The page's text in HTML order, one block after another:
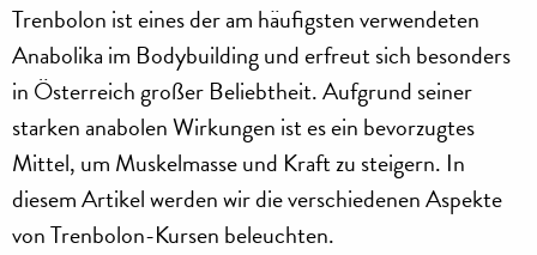
Trenbolon ist eines der am häufigsten verwendeten
Anabolika im Bodybuilding und erfreut sich besonders
in Österreich großer Beliebtheit. Aufgrund seiner
starken anabolen Wirkungen ist es ein bevorzugtes
Mittel, um Muskelmasse und Kraft zu steigern. In
diesem Artikel werden wir die verschiedenen Aspekte
von Trenbolon-Kursen beleuchten.